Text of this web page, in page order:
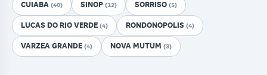
CUIABA (40) SINOP (12) SORRISO (5)
LUCAS DO RIO VERDE (4) RONDONOPOLIS (4)
VARZEA GRANDE (4) NOVA MUTUM (3)